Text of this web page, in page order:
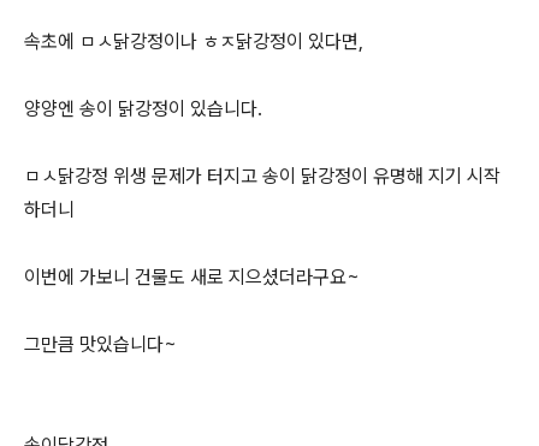
속초에 ㅁㅅ닭강정이나 ㅎㅈ닭강정이 있다면,
양양엔 송이 닭강정이 있습니다.
ㅁㅅ닭강정 위생 문제가 터지고 송이 닭강정이 유명해 지기 시작
하더니
이번에 가보니 건물도 새로 지으셨더라구요~
그만큼 맛있습니다~